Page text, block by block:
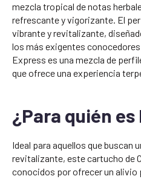
mezcla tropical de notas
refrescante y vigorizante. El
vibrante y revitalizante,
los más exigentes
Express es una mezcla de
que ofrece una experiencia
¿Para quién es
Ideal para aquellos que buscan
revitalizante, este cartucho de
conocidos por ofrecer un alivio